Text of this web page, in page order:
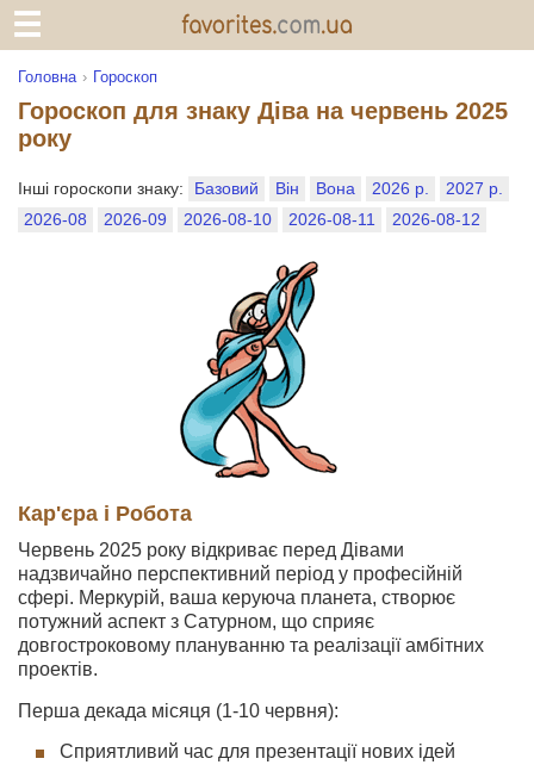
Головна Гороскоп
Гороскоп для знаку Діва на червень 2025
року
Інші гороскопи знаку: Базовий Він Вона 2026 р.
2027 р.
2026-08
2026-09 2026-08-10 2026-08-11 2026-08-12
Кар'єра і Робота
Червень 2025 року відкриває перед Дівами
надзвичайно перспективний період у професійній
сфері. Меркурій, ваша керуюча планета, створює
потужний аспект з Сатурном, що сприяє
довгостроковому плануванню та реалізації амбітних
проектів.
Перша декада місяця (1-10 червня):
Сприятливий час для презентації нових ідей